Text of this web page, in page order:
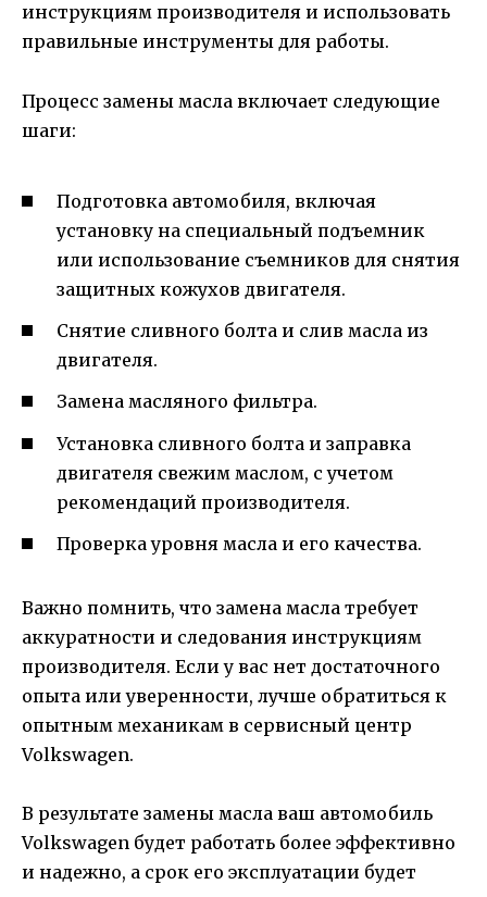
инструкциям производителя и использовать
правильные инструменты для работы.
Процесс замены масла включает следующие
шаги:
Подготовка автомобиля, включая
установку на специальный подъемник
или использование съемников для снятия
защитных кожухов двигателя.
Снятие сливного болта и слив масла из
двигателя.
Замена масляного фильтра.
Установка сливного болта и заправка
двигателя свежим маслом, с учетом
рекомендаций производителя.
Проверка уровня масла и его качества.
Важно помнить, что замена масла требует
аккуратности и следования инструкциям
производителя. Если у вас нет достаточного
опыта или уверенности, лучше обратиться к
опытным механикам в сервисный центр
Volkswagen.
В результате замены масла ваш автомобиль
Volkswagen будет работать более эффективно
и надежно, а срок его эксплуатации будет